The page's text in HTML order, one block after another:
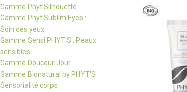
Gamme Phyt’Silhouette
Gamme Phyt’Sublim Eyes :
Soin des yeux
Gamme Sensi PHYT'S : Peaux
sensibles
Gamme Douceur Jour
Gamme Bionatural by PHYT'S :
Sensorialité corps